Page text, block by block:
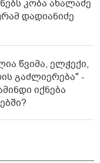
კობა ახალაძე
დადიანიძე
წვიმა, ელჭექი,
გაძლიერება" -
იქნება